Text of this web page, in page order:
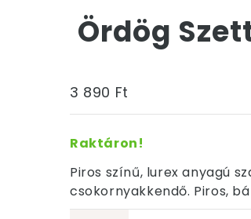
Ördög
3 890 Ft
Raktáron!
Piros színű, lurex anyagú
csokornyakkendő. Piros,